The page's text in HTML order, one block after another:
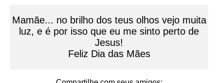
Mamãe... no brilho dos teus olhos vejo muita
luz, e é por isso que eu me sinto perto de
Jesus!
Feliz Dia das Mães